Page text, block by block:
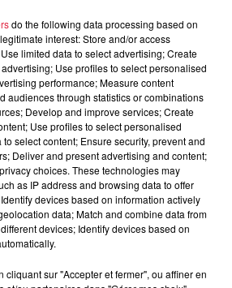
: Matelot (H/F) chez
Batorama
do the following data processing based on
interest: Store and/or access
limited data to select advertising; Create
Use profiles to select personalised
performance; Measure content
audiences through statistics or combinations
Develop and improve services; Create
Use profiles to select personalised
select content; Ensure security, prevent and
Deliver and present advertising and content;
choices. These technologies may
as IP address and browsing data to offer
devices based on information actively
data; Match and combine data from
devices; Identify devices based on
cliquant sur "Accepter et fermer", ou affiner en